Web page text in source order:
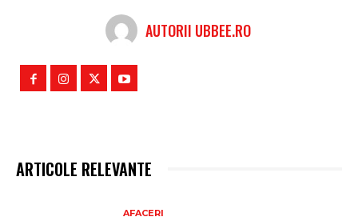
AUTORII UBBEE.RO
ARTICOLE RELEVANTE
AFACERI